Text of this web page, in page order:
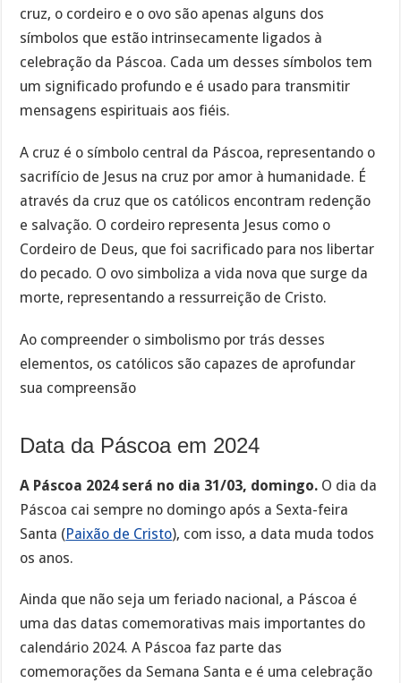
cruz, o cordeiro e o ovo são apenas alguns dos
símbolos que estão intrinsecamente ligados à
celebração da Páscoa. Cada um desses símbolos tem
um significado profundo e é usado para transmitir
mensagens espirituais aos fiéis.
A cruz é o símbolo central da Páscoa, representando o
sacrifício de Jesus na cruz por amor à humanidade. É
através da cruz que os católicos encontram redenção
e salvação. O cordeiro representa Jesus como o
Cordeiro de Deus, que foi sacrificado para nos libertar
do pecado. O ovo simboliza a vida nova que surge da
morte, representando a ressurreição de Cristo.
Ao compreender o simbolismo por trás desses
elementos, os católicos são capazes de aprofundar
sua compreensão
Data da Páscoa em 2024
A Páscoa 2024 será no dia 31/03, domingo. O dia da
Páscoa cai sempre no domingo após a Sexta-feira
Santa (Paixão de Cristo), com isso, a data muda todos
os anos.
Ainda que não seja um feriado nacional, a Páscoa é
uma das datas comemorativas mais importantes do
calendário 2024. A Páscoa faz parte das
comemorações da Semana Santa e é uma celebração